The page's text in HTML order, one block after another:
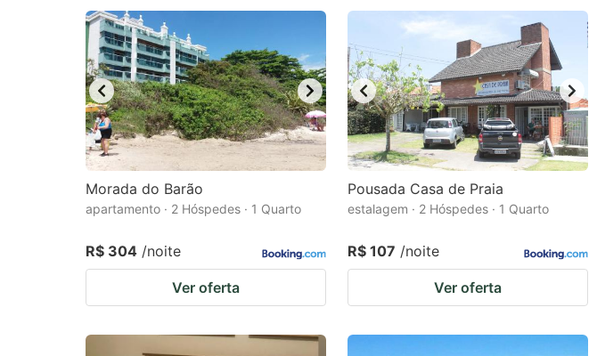
Morada do Barão
apartamento · 2 Hóspedes · 1 Quarto
R$ 304 /noite
Ver oferta
Pousada Casa de Praia
estalagem · 2 Hóspedes · 1 Quarto
R$ 107 /noite
Ver oferta